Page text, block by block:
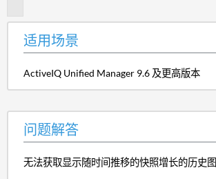
适用场景
ActiveIQ Unified Manager 9.6 及更高版本
问题解答
无法获取显示随时间推移的快照增长的历史图